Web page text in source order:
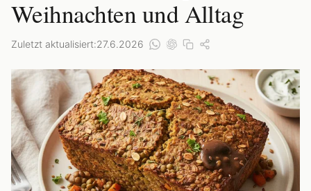
Weihnachten und Alltag
Zuletzt aktualisiert:27.6.2026